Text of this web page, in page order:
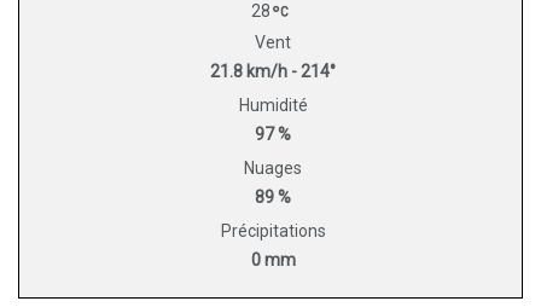
28
Vent
21.8 km/h - 214°
Humidité
97 %
Nuages
89 %
Précipitations
0 mm